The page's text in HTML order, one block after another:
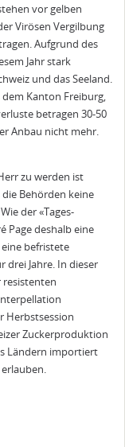
vor gelben
Virösen Vergilbung
Aufgrund des
Jahr stark
und das Seeland.
Kanton Freiburg,
betragen 30-50
Anbau nicht mehr.
zu werden ist
Behörden keine
der «Tages-
Page deshalb eine
befristete
drei Jahre. In dieser
resistenten
Herbstsession
Zuckerproduktion
Ländern importiert